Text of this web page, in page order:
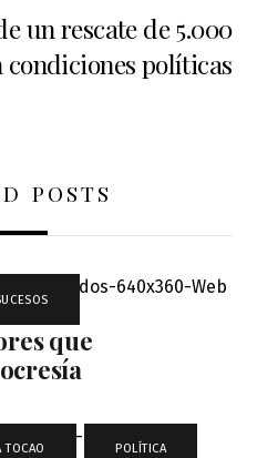
un rescate de 5.000
políticas
POSTS
que
TOCAO POLÍTICA